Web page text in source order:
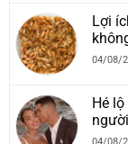
Lợi
04/08/
Hé